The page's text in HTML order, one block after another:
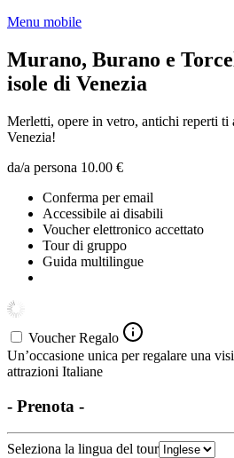
Menu mobile
Murano, Burano e
isole di Venezia
Merletti, opere in vetro, antichi reperti ti
Venezia!
da/a persona 10.00 €
Conferma per email
Accessibile ai disabili
Voucher elettronico accettato
Tour di gruppo
Guida multilingue
Voucher Regalo
Un’occasione unica per regalare una
attrazioni Italiane
- Prenota -
Seleziona la lingua del tour